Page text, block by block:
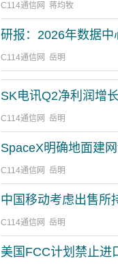
C114通信网 蒋均牧
研报：2026年数据
C114通信网 岳明
SK电讯Q2净利润增
C114通信网 岳明
SpaceX明确地面建
C114通信网 岳明
中国移动考虑出售所
C114通信网 岳明
美国FCC计划禁止进